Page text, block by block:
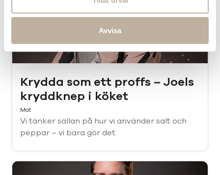
Avvisa
Krydda som ett proffs – Joels
kryddknep i köket
Mat
Vi tänker sällan på hur vi använder salt och
peppar – vi bara gör det.